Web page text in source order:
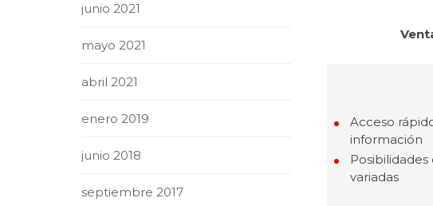
Acceso
información
Posibilidades
variadas
junio 2021
mayo 2021
abril 2021
enero 2019
junio 2018
septiembre 2017